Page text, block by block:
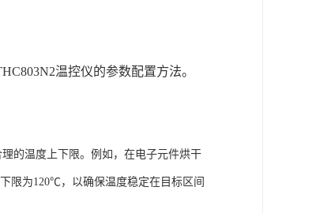
温控仪的参数配置方法。
的温度上下限。例如，在电子元件烘干
限为120℃，以确保温度稳定在目标区间